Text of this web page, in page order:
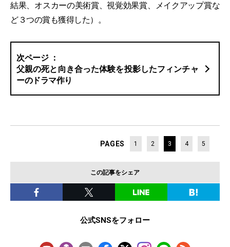
結果、オスカーの美術賞、視覚効果賞、メイクアップ賞な
ど３つの賞も獲得した）。
父親の死と向き合った体験を投影したフィンチャ
ーのドラマ作り
PAGES 1 2 3 4 5
この記事をシェア
公式SNSをフォロー